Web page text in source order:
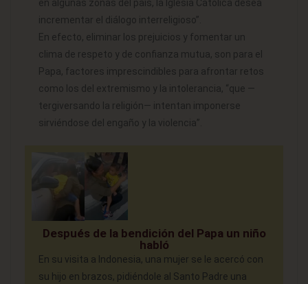
en algunas zonas del país, la Iglesia Católica desea
incrementar el diálogo interreligioso”.
En efecto, eliminar los prejuicios y fomentar un
clima de respeto y de confianza mutua, son para el
Papa, factores imprescindibles para afrontar retos
como los del extremismo y la intolerancia, “que —
tergiversando la religión— intentan imponerse
sirviéndose del engaño y la violencia”.
Después de la bendición del Papa un niño
habló
En su visita a Indonesia, una mujer se le acercó con
su hijo en brazos, pidiéndole al Santo Padre una